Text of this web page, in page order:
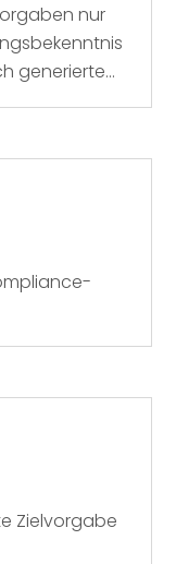
nur
generierte...
Zielvorgabe